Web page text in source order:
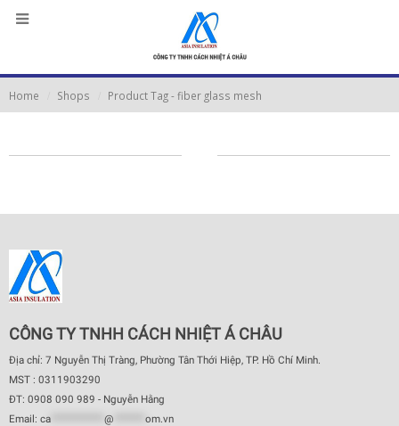
Home Shops Product Tag -fiber glass mesh
CÔNG TY TNHH CÁCH NHIỆT Á CHÂU
Địa chỉ: 7 Nguyễn Thị Tràng, Phường Tân Thới Hiệp, TP. Hồ Chí Minh.
MST : 0311903290
ĐT: 0908 090 989 - Nguyễn Hằng
Email: ca @
om.vn